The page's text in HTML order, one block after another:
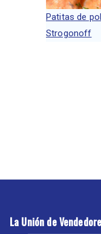
Patitas de
Strogonoff
La Unión de